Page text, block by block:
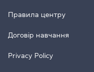
Правила центру
Договір навчання
Privacy Policy